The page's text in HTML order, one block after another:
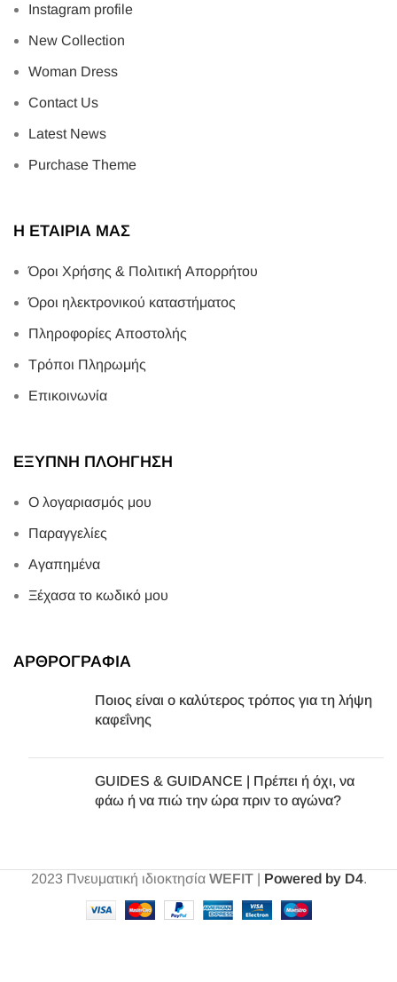
Instagram profile
New Collection
Woman Dress
Contact Us
Latest News
Purchase Theme
Η ΕΤΑΙΡΙΑ ΜΑΣ
Όροι Χρήσης & Πολιτική Απορρήτου
Όροι ηλεκτρονικού καταστήματος
Πληροφορίες Αποστολής
Τρόποι Πληρωμής
Επικοινωνία
ΕΞΥΠΝΗ ΠΛΟΗΓΗΣΗ
Ο λογαριασμός μου
Παραγγελίες
Αγαπημένα
Ξέχασα το κωδικό μου
ΑΡΘΡΟΓΡΑΦΙΑ
Ποιος είναι ο καλύτερος τρόπος για τη λήψη
καφεΐνης
GUIDES & GUIDANCE | Πρέπει ή όχι, να
φάω ή να πιώ την ώρα πριν το αγώνα?
2023 Πνευματική ιδιοκτησία WEFIT| Powered by D4.